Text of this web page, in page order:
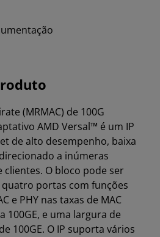
(MRMAC) de 100G
AMD Versal™ é um IP
de alto desempenho, baixa
a inúmeras
clientes. O bloco pode ser
portas com funções
e PHY nas taxas de MAC
100GE, e uma largura de
100GE. O IP suporta vários